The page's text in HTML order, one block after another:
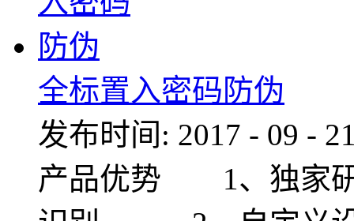
全标置入密码防伪
发布时间: 2017 - 09 -
产品优势 1、独家研